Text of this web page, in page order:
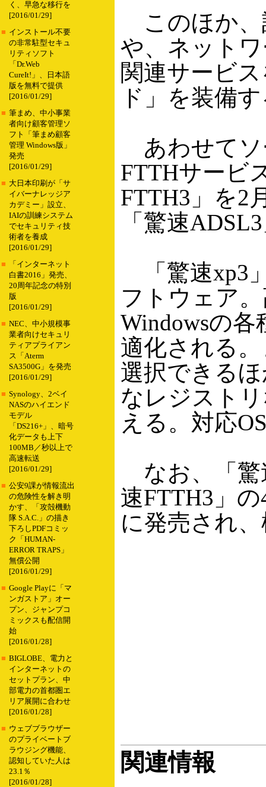
く、早急な移行を
[2016/01/29]
■ インストール不要
の非常駐型セキュ
リティソフト
「Dr.Web
CureIt!」、日本語
版を無料で提供
[2016/01/29]
■ 筆まめ、中小事業
者向け顧客管理ソ
フト「筆まめ顧客
管理 Windows版」
発売
[2016/01/29]
■ 大日本印刷が「サ
イバーナレッジア
カデミー」設立、
IAIの訓練システム
でセキュリティ技
術者を養成
[2016/01/29]
■
「インターネット
白書2016」発売、
20周年記念の特別
版
[2016/01/29]
■ NEC、中小規模事
業者向けセキュリ
ティアプライアン
ス「Aterm
SA3500G」を発売
[2016/01/29]
■ Synology、2ベイ
NASのハイエンド
モデル
「DS216+」、暗号
化データも上下
100MB／秒以上で
高速転送
[2016/01/29]
■ 公安9課が情報流出
の危険性を解き明
かす、「攻殻機動
隊 S.A.C.」の描き
下ろしPDFコミッ
ク「HUMAN-
ERROR TRAPS」
無償公開
[2016/01/29]
■ Google Playに「マ
ンガストア」オー
プン、ジャンプコ
ミックスも配信開
始
[2016/01/28]
■ BIGLOBE、電力と
インターネットの
セットプラン、中
部電力の首都圏エ
リア展開に合わせ
[2016/01/28]
■ ウェブブラウザー
のプライベートブ
ラウジング機能、
認知していた人は
23.1％
[2016/01/28]
このほか、
や、ネット
関連サービ
ド」を装備
あわせてソ
FTTHサービ
FTTH3」を2
「驚速
「驚速xp3
フトウェア
Windowsの
適化される
選択できる
なレジスト
える。対応
なお、「驚
速FTTH3」
に発売され
関連情報